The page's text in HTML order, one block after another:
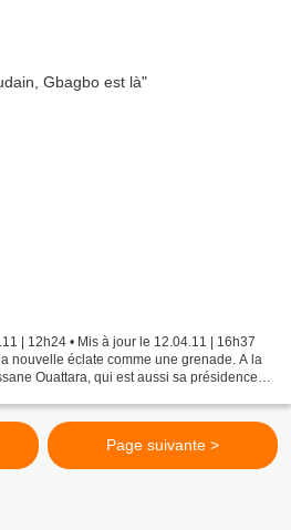
| 12h24 • Mis à jour le 12.04.11 | 16h37
nouvelle éclate comme une grenade. A la
Ouattara, qui est aussi sa présidence
Page suivante >